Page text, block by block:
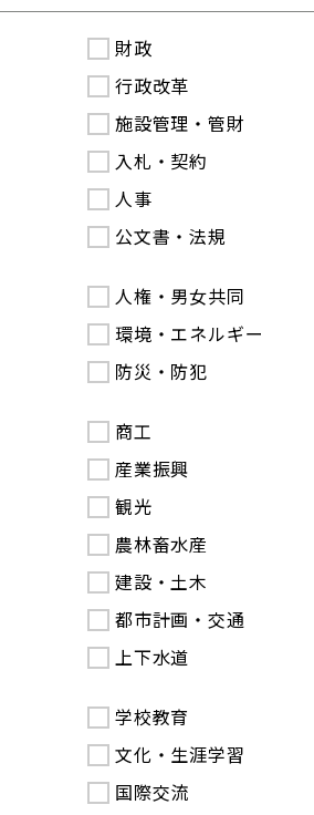
財政
行政改革
施設管理・管財
入札・契約
人事
公文書・法規
人権・男女共同
環境・エネルギー
防災・防犯
商工
産業振興
観光
農林畜水産
建設・土木
都市計画・交通
上下水道
学校教育
文化・生涯学習
国際交流